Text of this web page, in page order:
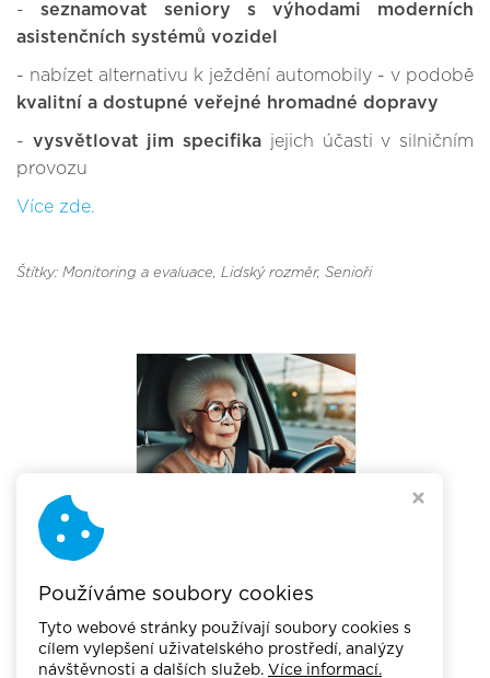
- seznamovat seniory s výhodami moderních
asistenčních systémů vozidel
- nabízet alternativu k ježdění automobily - v podobě
kvalitní a dostupné veřejné hromadné dopravy
- vysvětlovat jim specifika jejich účasti v silničním
provozu
Více zde.
Štítky: Monitoring a evaluace, Lidský rozměr, Senioři
Používáme soubory cookies
Tyto webové stránky používají soubory cookies s
cílem vylepšení uživatelského prostředí, analýzy
návštěvnosti a dalších služeb. Více informací.